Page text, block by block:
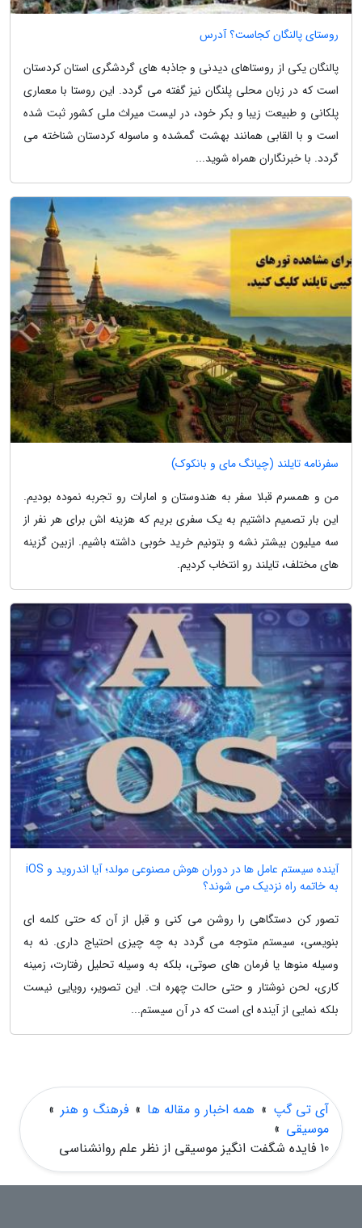
روستای پالنگان کجاست؟ آدرس
پالنگان یکی از روستاهای دیدنی و جاذبه های گردشگری استان کردستان
است که در زبان محلی پلنگان نیز گفته می گردد. این روستا با معماری
پلکانی و طبیعت زیبا و بکر خود، در لیست میراث ملی کشور ثبت شده
است و با القابی همانند بهشت گمشده و ماسوله کردستان شناخته می
گردد. با خبرنگاران همراه شوید...
سفرنامه تایلند (چیانگ مای و بانکوک)
من و همسرم قبلا سفر به هندوستان و امارات رو تجربه نموده بودیم.
این بار تصمیم داشتیم به یک سفری بریم که هزینه اش برای هر نفر از
سه میلیون بیشتر نشه و بتونیم خرید خوبی داشته باشیم. ازبین گزینه
های مختلف، تایلند رو انتخاب کردیم.
آینده سیستم عامل ها در دوران هوش مصنوعی مولد؛ آیا اندروید و iOS
به خاتمه راه نزدیک می شوند؟
تصور کن دستگاهی را روشن می کنی و قبل از آن که حتی کلمه ای
بنویسی، سیستم متوجه می گردد به چه چیزی احتیاج داری. نه به
وسیله منوها یا فرمان های صوتی، بلکه به وسیله تحلیل رفتارت، زمینه
کاری، لحن نوشتار و حتی حالت چهره ات. این تصویر، رویایی نیست
بلکه نمایی از آینده ای است که در آن سیستم...
آی تی گپ » همه اخبار و مقاله ها » فرهنگ و هنر »
موسیقی »
10 فایده شگفت انگیز موسیقی از نظر علم روانشناسی